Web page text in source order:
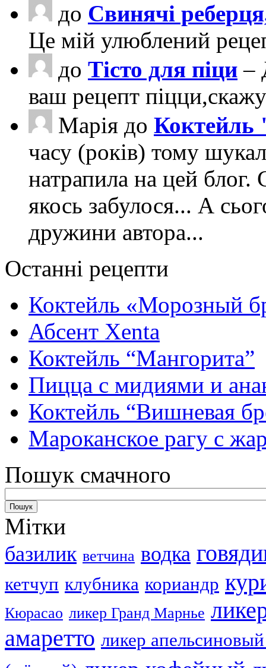
до Свинячі
Це мій улюблений
до Тісто для піци –
ваш рецепт
Марія до Коктейль
часу (років) тому
натрапила на цей блог.
якось забулося... А
дружини автора...
Останні рецепти
Коктейль «Морозный
Абсент Xenta
Коктейль “Мангорита”
Пицца с мидиями и
Коктейль “Вишневая
Мароканское рагу с
Пошук смачного
Мітки
базилик ветчина водка
кетчуп клубника кориандр
Кюрасао ликер Гранд Марнье
амаретто ликер